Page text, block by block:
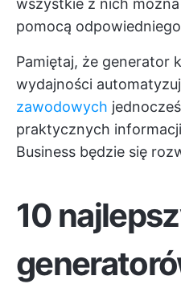
wszystkie z nich
pomocą
Pamiętaj, że generator
wydajności
zawodowych
praktycznych
Business będzie się
10